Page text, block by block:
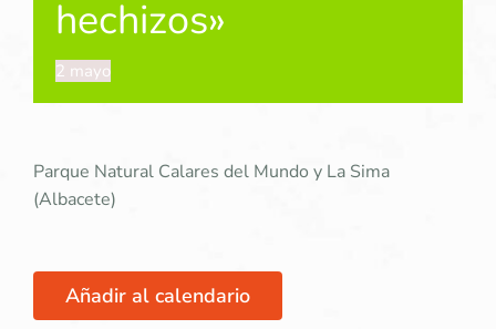
hechizos»
2 mayo
Parque Natural Calares del Mundo y La Sima
(Albacete)
Añadir al calendario